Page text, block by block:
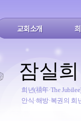
교회소개
잠실
희년(禧年·The
안식·해방·복권의